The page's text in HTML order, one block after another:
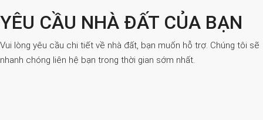
YÊU CẦU NHÀ ĐẤT CỦA BẠN
Vui lòng yêu cầu chi tiết về nhà đất, bạn muốn hỗ trợ. Chúng tôi sẽ
nhanh chóng liên hệ bạn trong thời gian sớm nhất.